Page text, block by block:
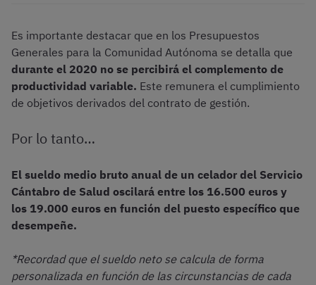
Es importante destacar que en los Presupuestos
Generales para la Comunidad Autónoma se detalla que
durante el 2020 no se percibirá el complemento de
productividad variable. Este remunera el cumplimiento
de objetivos derivados del contrato de gestión.
Por lo tanto…
El sueldo medio bruto anual de un celador del Servicio
Cántabro de Salud oscilará entre los 16.500 euros y
los 19.000 euros en función del puesto específico que
desempeñe.
*Recordad que el sueldo neto se calcula de forma
personalizada en función de las circunstancias de cada